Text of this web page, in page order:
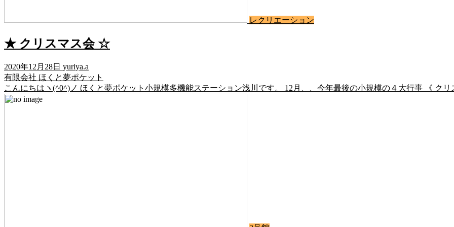
レクリエーション
★ クリスマス会 ☆
2020年12月28日 yuriya.a
有限会社 ほくと夢ポケット
こんにちはヽ(^0^)ノ ほくと夢ポケット小規模多機能ステーション浅川です。 12月、、今年最後の小規模の４大行事 《 ク